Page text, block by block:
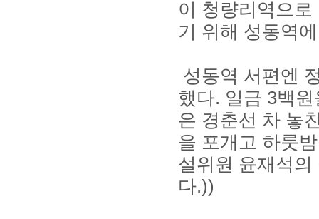
이 청량리역으
기 위해 성동역
성동역 서편엔
했다. 일금 3백
은 경춘선 차 놓
을 포개고 하룻
설위원 윤재석
다.))